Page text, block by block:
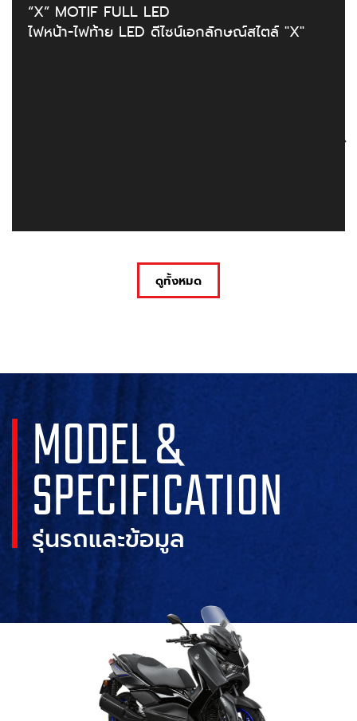
ดูทั้งหมด
“X” MOTIF FULL LED
ไฟหน้า-ไฟท้าย LED ดีไซน์เอกลักษณ์สไตล์ "X"
MODEL &
SPECIFICATION
รุ่นรถและข้อมูล